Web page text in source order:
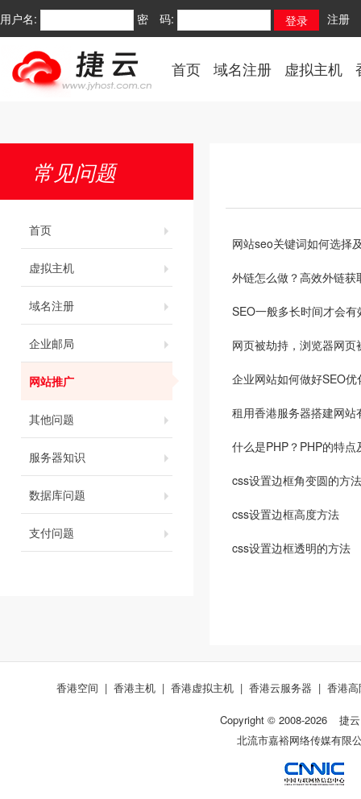
用户名: 密 码: 注册
首页 域名注册 虚拟主机
常见问题
首页
虚拟主机
域名注册
企业邮局
网站推广
其他问题
服务器知识
数据库问题
支付问题
网站seo关键词如何选择
外链怎么做？高效外链获
SEO一般多长时间才会
网页被劫持，浏览器网
企业网站如何做好SEO
租用香港服务器搭建网站
什么是PHP？PHP的特点
css设置边框角变圆的方法
css设置边框高度方法
css设置边框透明的方法
香港空间 | 香港主机 | 香港虚拟主机 | 香港云服务器 | 香港
Copyright © 2008-2026
捷云
北流市嘉裕网络传媒有限